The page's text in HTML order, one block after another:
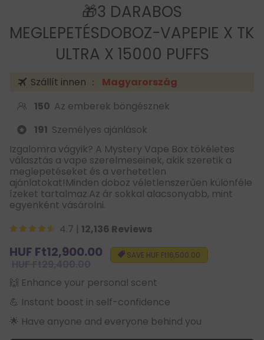
🎁3 DARABOS
MEGLEPETÉSDOBOZ-VAPEPIE X TK
ULTRA X 15000 PUFFS
Szállít innen ：
Magyarország
150 Az emberek böngésznek
191 Személyes ajánlások
Izgalomra vágyik? A Mystery Vape Box tökéletes
választás a vape szerelmeseinek, akik szeretik a
meglepetéseket és a verhetetlen
ajánlatokat!Minden doboz véletlenszerűen különféle
ízeket tartalmaz.Az ár sokkal alacsonyabb, mint
egyenként vásárolni.
4.7 | 12,136 Reviews
Sale
price
HUF Ft12,900.00 SAVE HUF Ft16,500.00
🙌 Enhance your personal scent
💪 Instant boost in self-confidence
🌟 Have anyone and everyone behind you